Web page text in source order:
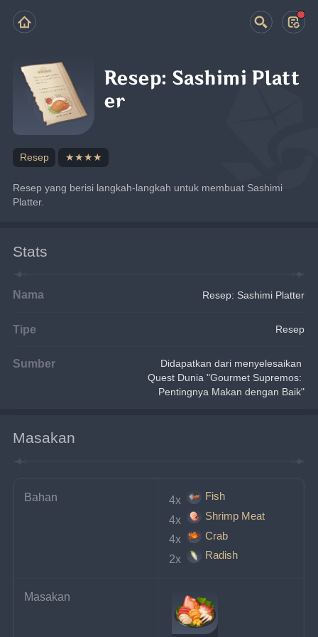
Resep: Sashimi Platt
er
Resep ★★★★
Resep yang berisi langkah-langkah untuk membuat Sashimi
Platter.
Stats
Nama Resep: Sashimi Platter
Tipe Resep
Sumber
Didapatkan dari menyelesaikan
Quest Dunia "Gourmet Supremos:
Pentingnya Makan dengan Baik"
Masakan
Bahan 4x
Fish
4x
Shrimp Meat
4x
Crab
2x
Radish
Masakan